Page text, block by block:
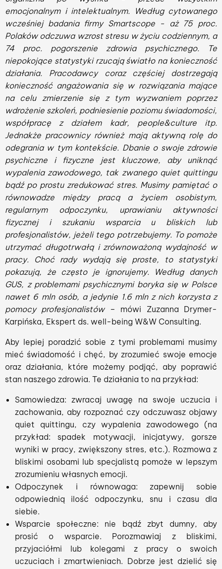
emocjonalnym i intelektualnym. Według cytowanego
wcześniej badania firmy Smartscope - aż 75 proc.
Polaków odczuwa wzrost stresu w życiu codziennym, a
74 proc. pogorszenie zdrowia psychicznego. Te
niepokojące statystyki rzucają światło na konieczność
działania. Pracodawcy coraz częściej dostrzegają
konieczność angażowania się w rozwiązania mające
na celu zmierzenie się z tym wyzwaniem poprzez
wdrożenie szkoleń, podniesienie poziomu świadomości,
współpracę z działem kadr, people&culture itp.
Jednakże pracownicy również mają aktywną rolę do
odegrania w tym kontekście. Dbanie o swoje zdrowie
psychiczne i fizyczne jest kluczowe, aby uniknąć
wypalenia zawodowego, tak zwanego quiet quittingu
bądź po prostu zredukować stres. Musimy pamiętać o
równowadze między pracą a życiem osobistym,
regularnym odpoczynku, uprawianiu aktywności
fizycznej i szukaniu wsparcia u bliskich lub
profesjonalistów, jeżeli tego potrzebujemy. To pomoże
utrzymać długotrwałą i zrównoważoną wydajność w
pracy. Choć rady wydają się proste, to statystyki
pokazują, że często je ignorujemy. Według danych
GUS, z problemami psychicznymi boryka się w Polsce
nawet 6 mln osób, a jedynie 1.6 mln z nich korzysta z
pomocy profesjonalistów – mówi Zuzanna Drymer-
Karpińska, Ekspert ds. well-being W&W Consulting.
Aby lepiej poradzić sobie z tymi problemami musimy
mieć świadomość i chęć, by zrozumieć swoje emocje
oraz działania, które możemy podjąć, aby poprawić
stan naszego zdrowia. Te działania to na przykład:
Samowiedza: zwracaj uwagę na swoje uczucia i
zachowania, aby rozpoznać czy odczuwasz objawy
quiet quittingu, czy wypalenia zawodowego (na
przykład: spadek motywacji, inicjatywy, gorsze
wyniki w pracy, zwiększony stres, etc.). Rozmowa z
bliskimi osobami lub specjalistą pomoże w lepszym
zrozumieniu własnych emocji.
Odpoczynek i równowaga: zapewnij sobie
odpowiednią ilość odpoczynku, snu i czasu dla
siebie.
Wsparcie społeczne: nie bądź zbyt dumny, aby
prosić o wsparcie. Porozmawiaj z bliskimi,
przyjaciółmi lub kolegami z pracy o swoich
uczuciach i zmartwieniach. Dobrze jest dzielić się